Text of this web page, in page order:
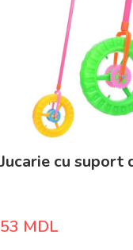
Jucarie cu suport
53 MDL